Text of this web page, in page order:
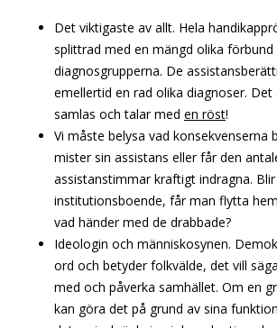
Det viktigaste av allt. Hela
splittrad med en mängd olika
diagnosgrupperna. De
emellertid en rad olika diagnoser.
samlas och talar med en röst!
Vi måste belysa vad konsekvenserna
mister sin assistans eller får den
assistanstimmar kraftigt indragna.
institutionsboende, får man flytta
vad händer med de drabbade?
Ideologin och människosynen.
ord och betyder folkvälde, det vill
med och påverka samhället. Om en
kan göra det på grund av sina